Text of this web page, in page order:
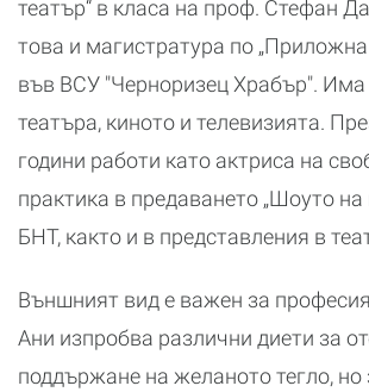
театър“ в класа на проф. Стефан
това и магистратура по „Приложна
във ВСУ "Черноризец Храбър".
театъра, киното и телевизията.
години работи като актриса на
практика в предаването „Шоуто на
БНТ, както и в представления в
Външният вид е важен за
Ани изпробва различни диети за
поддържане на желаното тегло,